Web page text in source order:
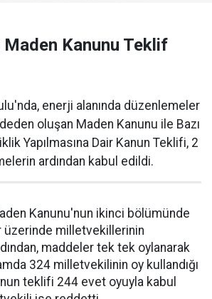
Kanunu Teklif
enerji alanında düzenlemeler
oluşan Maden Kanunu ile Bazı
Yapılmasına Dair Kanun Teklifi, 2
ardından kabul edildi.
Kanunu'nun ikinci bölümünde
üzerinde milletvekillerinin
maddeler tek tek oylanarak
324 milletvekilinin oy kullandığı
teklifi 244 evet oyuyla kabul